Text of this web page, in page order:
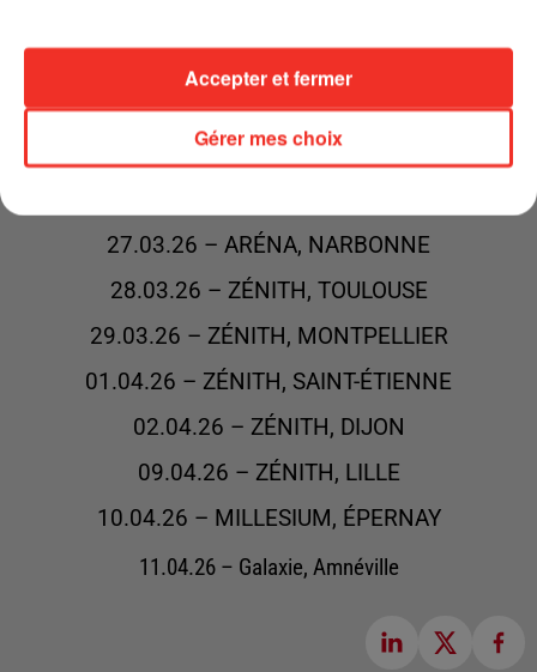
19.03.26 – SUMMUM, GRENOBLE
20.03.26 – NIKAÏA, NICE
27.03.26 – ARÉNA, NARBONNE
28.03.26 – ZÉNITH, TOULOUSE
29.03.26 – ZÉNITH, MONTPELLIER
01.04.26 – ZÉNITH, SAINT-ÉTIENNE
02.04.26 – ZÉNITH, DIJON
09.04.26 – ZÉNITH, LILLE
10.04.26 – MILLESIUM, ÉPERNAY
11.04.26 – Galaxie, Amnéville
Gérer mes choix
Accepter et fermer